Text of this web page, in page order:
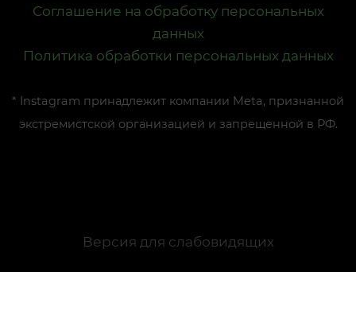
Соглашение на обработку персональных
данных
Политика обработки персональных данных
* Instagram принадлежит компании Meta, признанной
экстремистской организацией и запрещенной в РФ.
Версия для слабовидящих